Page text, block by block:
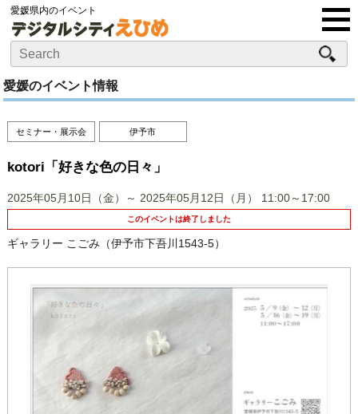
愛媛県内のイベント
愛媛のイベント情報
セミナー・展示会 伊予市
kotori「好きな色の日々」
2025年05月10日（金）～ 2025年05月12日（月） 11:00～17:00
このイベントは終了しました
ギャラリー こごみ（伊予市下吾川1543-5）